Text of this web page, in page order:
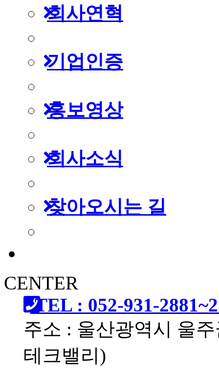
회사연혁
기업인증
홍보영상
회사소식
찾아오시는 길
CENTER
TEL : 052-931-2881~2
주소 : 울산광역시 울
테크밸리)